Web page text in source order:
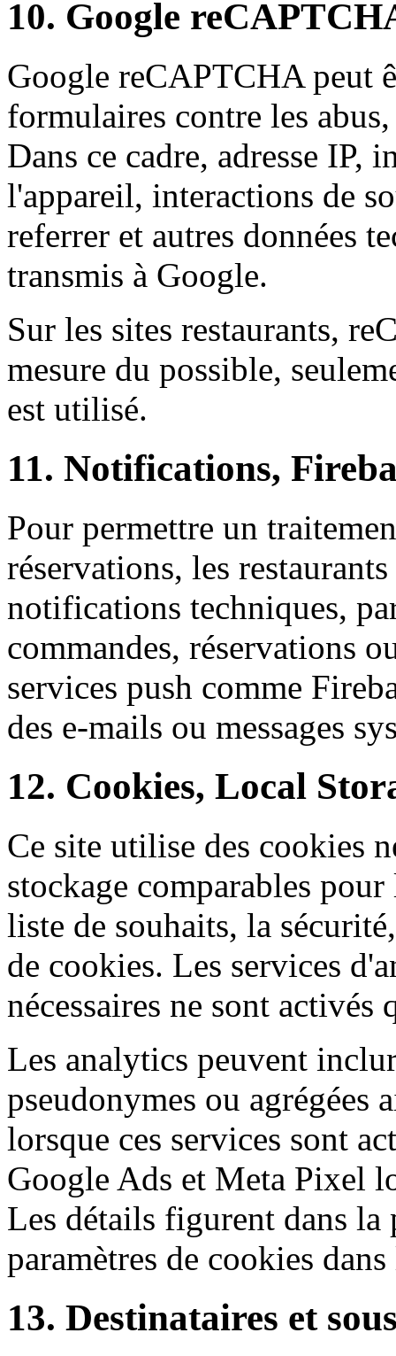
10. Google
Google reCAPTCHA peut
formulaires contre les
Dans ce cadre, adresse IP,
l'appareil, interactions de
referrer et autres données
transmis à Google.
Sur les sites restaurants,
mesure du possible,
est utilisé.
11. Notifications,
Pour permettre un
réservations, les
notifications techniques,
commandes, réservations
services push comme
des e-mails ou messages
12. Cookies, Local
Ce site utilise des cookies
stockage comparables
liste de souhaits, la
de cookies. Les services
nécessaires ne sont activés
Les analytics peuvent
pseudonymes ou
lorsque ces services sont
Google Ads et Meta Pixel
Les détails figurent dans
paramètres de cookies
13. Destinataires et